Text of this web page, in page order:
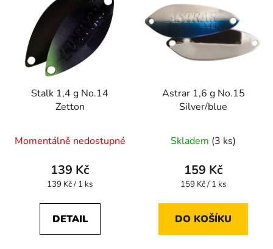
Stalk 1,4 g No.14
Zetton
Momentálně nedostupné
139 Kč
Měrná
139 Kč / 1 ks
DETAIL
Astrar 1,6 g No.15
Silver/blue
Skladem (3 ks)
159 Kč
Měrná
159 Kč / 1 ks
DO KOŠÍKU